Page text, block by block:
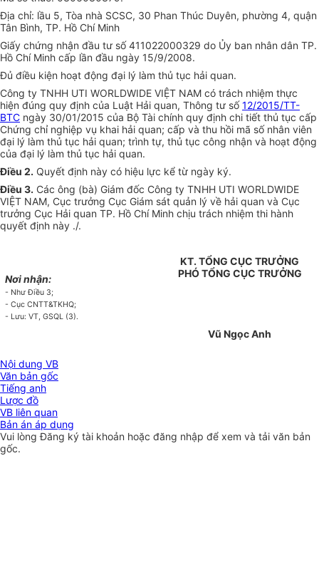
Địa chỉ: lầu 5, Tòa nhà SCSC, 30 Phan Thúc Duyên, phường 4, quận
Tân Bình, TP. Hồ Chí Minh
Giấy chứng nhận đầu tư số 411022000329 do Ủy ban nhân dân TP.
Hồ Chí Minh cấp lần đầu ngày 15/9/2008.
Đủ điều kiện hoạt động đại lý làm thủ tục hải quan.
Công ty TNHH UTI WORLDWIDE VIỆT NAM có trách nhiệm thực
hiện đúng quy định của Luật Hải quan, Thông tư số12/2015/TT-
BTC ngày 30/01/2015 của Bộ Tài chính quy định chi tiết thủ tục cấp
Chứng chỉ nghiệp vụ khai hải quan; cấp và thu hồi mã số nhân viên
đại lý làm thủ tục hải quan; trình tự, thủ tục công nhận và hoạt động
của đại lý làm thủ tục hải quan.
Điều 2. Quyết định này có hiệu lực kể từ ngày ký.
Điều 3. Các ông (bà) Giám đốc Công ty TNHH UTI WORLDWIDE
VIỆT NAM, Cục trưởng Cục Giám sát quản lý về hải quan và Cục
trưởng Cục Hải quan TP. Hồ Chí Minh chịu trách nhiệm thi hành
quyết định này ./.
Nơi nhận:
- Như Điều 3;
- Cục CNTT&TKHQ;
- Lưu: VT, GSQL (3).
KT. TỔNG CỤC TRƯỞNG
PHÓ TỔNG CỤC TRƯỞNG
Vũ Ngọc Anh
Nội dung VB
Văn bản gốc
Tiếng anh
Lược đồ
VB liên quan
Bản án áp dụng
Vui lòngĐăng ký tài khoản hoặc đăng nhập để xem và tải văn bản
gốc.